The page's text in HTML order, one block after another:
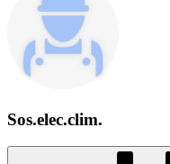
Sos.elec.clim.